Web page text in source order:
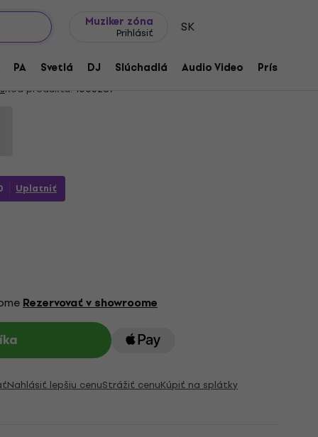
Muziker zóna
Prihlásiť SK
PA Svetlá DJ Slúchadlá Audio Video
XPND 2 Pedalboard
Kód produktu: 1005287
Uplatniť
Rezervovať v showroome
Nahlásiť lepšiu cenuStrážiť cenuKúpiť na splátky